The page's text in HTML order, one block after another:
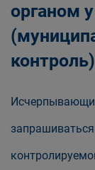
органом
контроль)